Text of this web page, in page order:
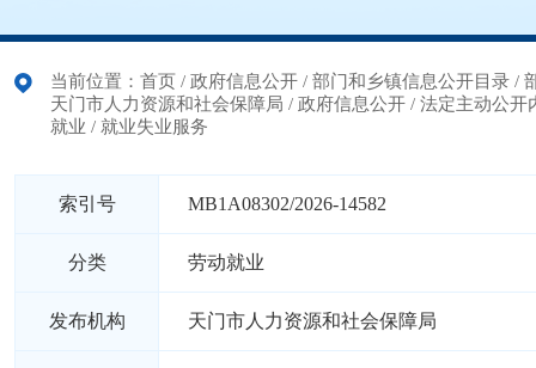
当前位置： 首页 / 政府信息公开 / 部门和乡镇信息公开目录 /
天门市人力资源和社会保障局 / 政府信息公开 / 法定主动公开
就业 / 就业失业服务
索引号 MB1A08302/2026-14582
分类 劳动就业
发布机构 天门市人力资源和社会保障局